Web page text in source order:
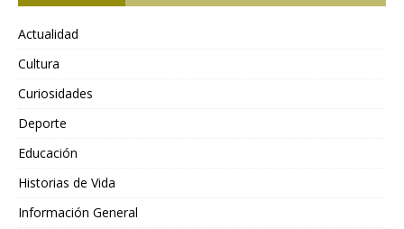
Actualidad
Cultura
Curiosidades
Deporte
Educación
Historias de Vida
Información General